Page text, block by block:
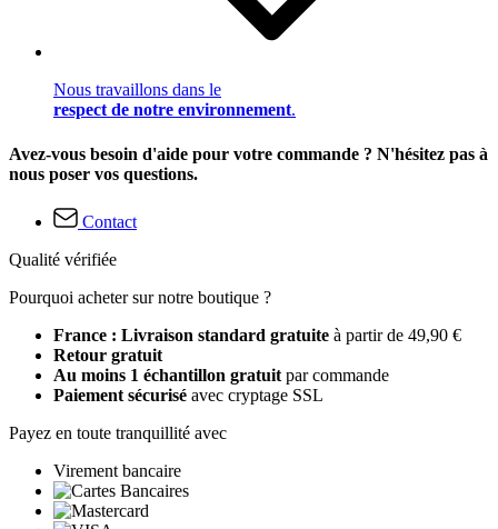
Nous travaillons dans le
respect de notre environnement.
Avez-vous besoin d'aide pour votre commande ? N'hésitez pas à
nous poser vos questions.
Contact
Qualité vérifiée
Pourquoi acheter sur notre boutique ?
France : Livraison standard gratuite à partir de 49,90 €
Retour gratuit
Au moins 1 échantillon gratuit par commande
Paiement sécurisé avec cryptage SSL
Payez en toute tranquillité avec
Virement bancaire